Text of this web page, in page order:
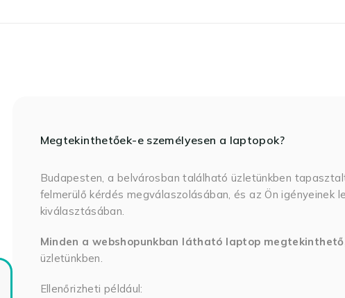
Megtekinthetőek-e személyesen a laptopok?
Budapesten, a belvárosban található üzletünkben
felmerülő kérdés megválaszolásában, és az Ön igényeinek
kiválasztásában.
Minden a webshopunkban látható laptop
üzletünkben.
Ellenőrizheti például: